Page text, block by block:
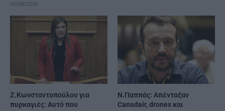
06/08/2026
Ζ.Κωνσταντοπούλου για
πυρκαγιές: Αυτό που
Ν.Παππάς: Απένταξαν
Canadair, drones και